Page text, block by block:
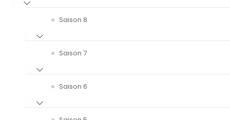
Saison 8
Saison 7
Saison 6